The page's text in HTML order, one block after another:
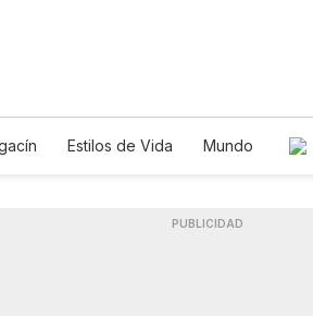
Estilos de Vida
Mundo
PUBLICIDAD